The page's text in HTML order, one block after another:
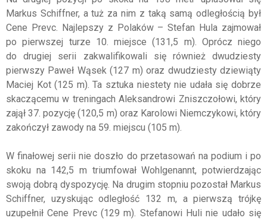
Markus Schiffner, a tuż za nim z taką samą odległością był
Cene Prevc. Najlepszy z Polaków – Stefan Hula zajmował
po pierwszej turze 10. miejsce (131,5 m). Oprócz niego
do drugiej serii zakwalifikowali się również dwudziesty
pierwszy Paweł Wąsek (127 m) oraz dwudziesty dziewiąty
Maciej Kot (125 m). Ta sztuka niestety nie udała się dobrze
skaczącemu w treningach Aleksandrowi Zniszczołowi, który
zajął 37. pozycję (120,5 m) oraz Karolowi Niemczykowi, który
zakończył zawody na 59. miejscu (105 m).
W finałowej serii nie doszło do przetasowań na podium i po
skoku na 142,5 m triumfował Wohlgenannt, potwierdzając
swoją dobrą dyspozycję. Na drugim stopniu pozostał Markus
Schiffner, uzyskując odległość 132 m, a pierwszą trójkę
uzupełnił Cene Prevc (129 m). Stefanowi Huli nie udało się